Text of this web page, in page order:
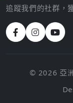
追蹤我們的社群，
© 2026 亞